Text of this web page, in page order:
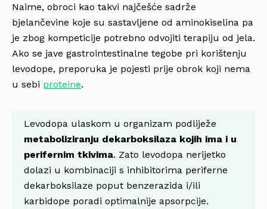
Naime, obroci kao takvi najčešće sadrže
bjelančevine koje su sastavljene od aminokiselina pa
je zbog kompeticije potrebno odvojiti terapiju od jela.
Ako se jave gastrointestinalne tegobe pri korištenju
levodope, preporuka je pojesti prije obrok koji nema
u sebi proteine.
Levodopa ulaskom u organizam podliježe
metaboliziranju dekarboksilaza kojih ima i u
perifernim tkivima. Zato levodopa nerijetko
dolazi u kombinaciji s inhibitorima periferne
dekarboksilaze poput benzerazida i/ili
karbidope poradi optimalnije apsorpcije.